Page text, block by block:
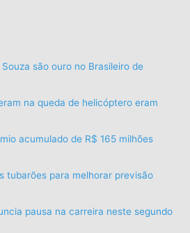
são ouro no Brasileiro de
na queda de helicóptero eram
acumulado de R$ 165 milhões
tubarões para melhorar previsão
pausa na carreira neste segundo